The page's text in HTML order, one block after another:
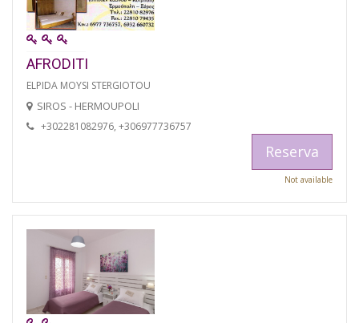
AFRODITI
ELPIDA MOYSI STERGIOTOU
SIROS - HERMOUPOLI
+302281082976, +306977736757
Reserva
Not available